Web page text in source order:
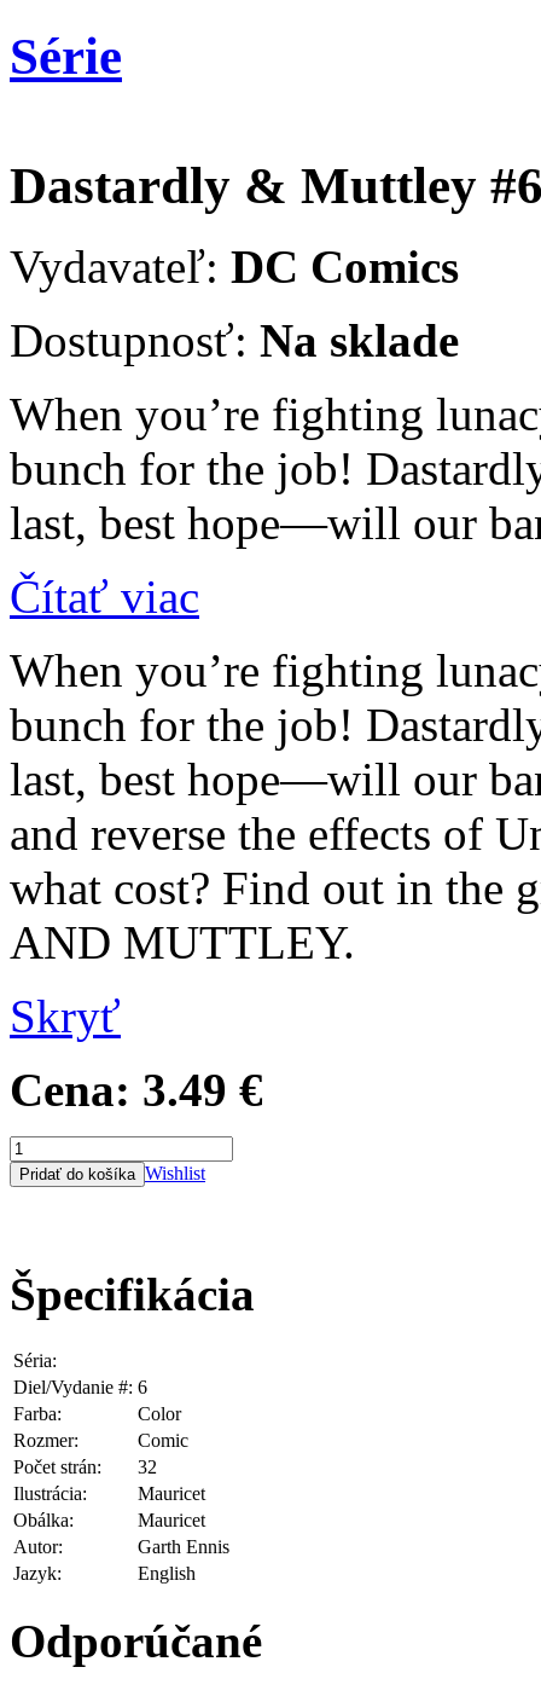
Série
Dastardly & Muttley
Vydavateľ: DC Comics
Dostupnosť: Na sklade
When you’re fighting
bunch for the job!
last, best hope—will our
Čítať viac
When you’re fighting
bunch for the job!
last, best hope—will our
and reverse the effects of
what cost? Find out in the
AND MUTTLEY.
Skryť
Cena: 3.49 €
Wishlist
Špecifikácia
Séria:
Diel/Vydanie #: 6
Farba:
Color
Rozmer:
Comic
Počet strán:
32
Ilustrácia:
Mauricet
Obálka:
Mauricet
Autor:
Garth Ennis
Jazyk:
English
Odporúčané